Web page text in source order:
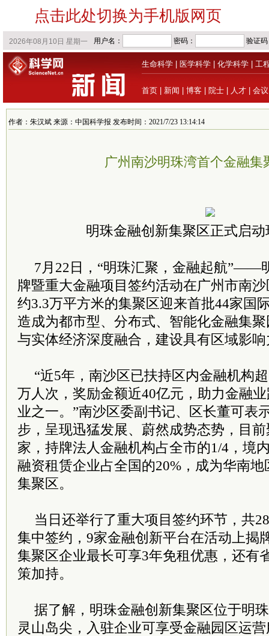
点击此处切换为手机版网页
生命科学 医学科学 化学科学 工
首页 新闻 博客 院士 人才 会议
作者：朱汉斌 来源：中国科学报 发布时间：2021/7/23 13:14:14
广州南沙明珠湾首个金融集
明珠金融创新集聚区正式启
7月22日，“明珠汇聚，金融起航”——
牌暨重大金融项目签约活动在广州市南
约3.3万平方米的集聚区迎来首批44家国
造成为都市型、分布式、智能化金融集
与实体经济深度融合，建设具有区域影
“近5年，南沙区已扶持区内金融机构
万人次，奖励金额近40亿元，助力金融
业之一。”南沙区委副书记、区长董可表
步，呈现迅猛发展、蔚然成势态势，目
家，持牌法人金融机构占全市的1/4，境
融资租赁企业占全国的20%，成为华南
集聚区。
当日还举行了重大项目签约环节，共
集中签约，9家金融创新平台在活动上揭
集聚区企业最长可享3年免租优惠，还有
策加持。
据了解，明珠金融创新集聚区位于明
灵山岛尖，入驻企业可享受金融园区运